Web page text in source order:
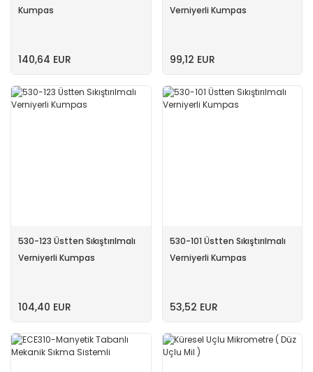
Kumpas
140,64 EUR
Verniyerli Kumpas
99,12 EUR
530-123 Üstten Sıkıştırılmalı
Verniyerli Kumpas
104,40 EUR
530-101 Üstten Sıkıştırılmalı
Verniyerli Kumpas
53,52 EUR